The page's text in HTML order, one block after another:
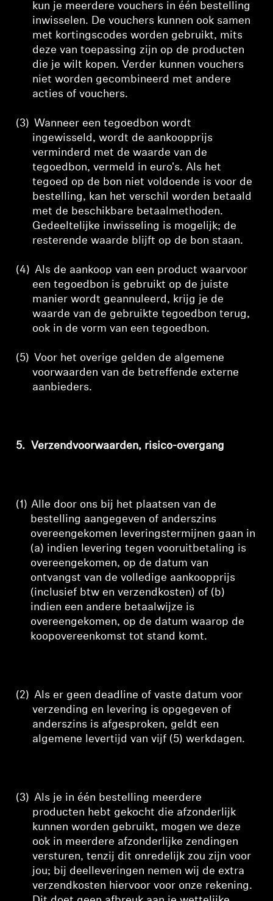
kun je meerdere vouchers in één bestelling
inwisselen. De vouchers kunnen ook samen
met kortingscodes worden gebruikt, mits
deze van toepassing zijn op de producten
die je wilt kopen. Verder kunnen vouchers
niet worden gecombineerd met andere
acties of vouchers.
(3) Wanneer een tegoedbon wordt
ingewisseld, wordt de aankoopprijs
verminderd met de waarde van de
tegoedbon, vermeld in euro's. Als het
tegoed op de bon niet voldoende is voor de
bestelling, kan het verschil worden betaald
met de beschikbare betaalmethoden.
Gedeeltelijke inwisseling is mogelijk; de
resterende waarde blijft op de bon staan.
(4) Als de aankoop van een product waarvoor
een tegoedbon is gebruikt op de juiste
manier wordt geannuleerd, krijg je de
waarde van de gebruikte tegoedbon terug,
ook in de vorm van een tegoedbon.
(5) Voor het overige gelden de algemene
voorwaarden van de betreffende externe
aanbieders.
5. Verzendvoorwaarden, risico-overgang
(1) Alle door ons bij het plaatsen van de
bestelling aangegeven of anderszins
overeengekomen leveringstermijnen gaan in
(a) indien levering tegen vooruitbetaling is
overeengekomen, op de datum van
ontvangst van de volledige aankoopprijs
(inclusief btw en verzendkosten) of (b)
indien een andere betaalwijze is
overeengekomen, op de datum waarop de
koopovereenkomst tot stand komt.
(2) Als er geen deadline of vaste datum voor
verzending en levering is opgegeven of
anderszins is afgesproken, geldt een
algemene levertijd van vijf (5) werkdagen.
(3) Als je in één bestelling meerdere
producten hebt gekocht die afzonderlijk
kunnen worden gebruikt, mogen we deze
ook in meerdere afzonderlijke zendingen
versturen, tenzij dit onredelijk zou zijn voor
jou; bij deelleveringen nemen wij de extra
verzendkosten hiervoor voor onze rekening.